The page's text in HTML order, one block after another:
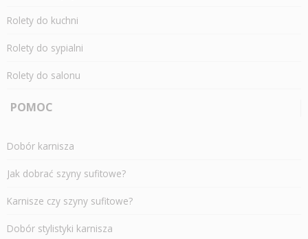
Rolety do kuchni
Rolety do sypialni
Rolety do salonu
POMOC
Dobór karnisza
Jak dobrać szyny sufitowe?
Karnisze czy szyny sufitowe?
Dobór stylistyki karnisza